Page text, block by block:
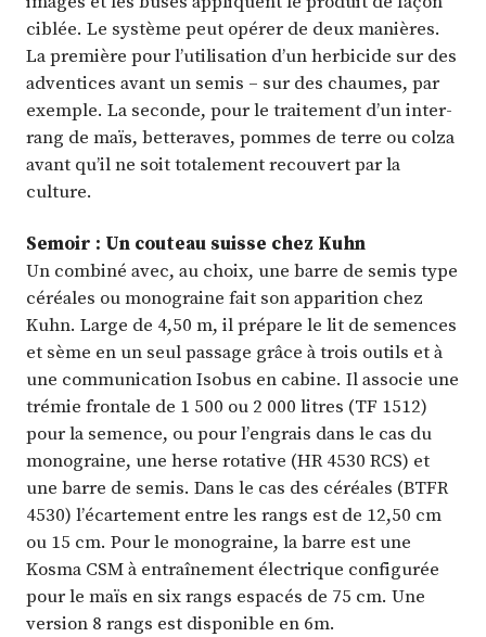
ciblée. Le système peut opérer de deux manières.
La première pour l’utilisation d’un herbicide sur des
adventices avant un semis – sur des chaumes, par
exemple. La seconde, pour le traitement d’un inter-
rang de maïs, betteraves, pommes de terre ou colza
avant qu’il ne soit totalement recouvert par la
culture.
Semoir : Un couteau suisse chez Kuhn
Un combiné avec, au choix, une barre de semis type
céréales ou monograine fait son apparition chez
Kuhn. Large de 4,50 m, il prépare le lit de semences
et sème en un seul passage grâce à trois outils et à
une communication Isobus en cabine. Il associe une
trémie frontale de 1 500 ou 2 000 litres (TF 1512)
pour la semence, ou pour l’engrais dans le cas du
monograine, une herse rotative (HR 4530 RCS) et
une barre de semis. Dans le cas des céréales (BTFR
4530) l’écartement entre les rangs est de 12,50 cm
ou 15 cm. Pour le monograine, la barre est une
Kosma CSM à entraînement électrique configurée
pour le maïs en six rangs espacés de 75 cm. Une
version 8 rangs est disponible en 6m.